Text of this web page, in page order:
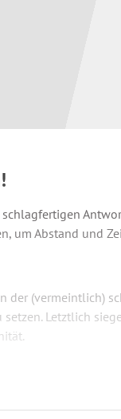
um Abstand und
der (vermeintlich)
Letztlich